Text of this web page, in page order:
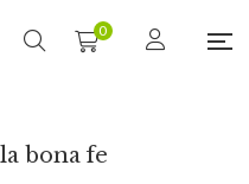
0
bona fe